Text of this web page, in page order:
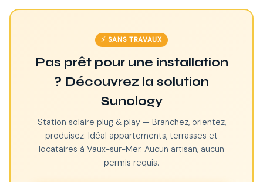
⚡ SANS TRAVAUX
Pas prêt pour une installation
? Découvrez la solution
Sunology
Station solaire plug & play — Branchez, orientez,
produisez. Idéal appartements, terrasses et
locataires à Vaux-sur-Mer. Aucun artisan, aucun
permis requis.